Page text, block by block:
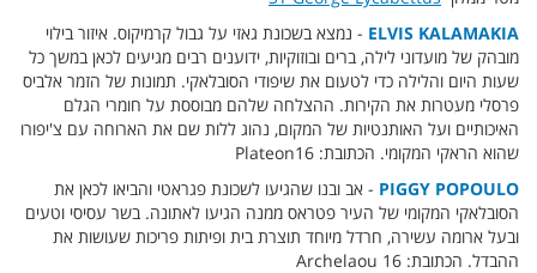
ELVIS KALAMAKIA - נמצא בשכונת גאזי על גבול קרמיקוס. איזור בילוי
מובהק של מועדוני לילה, ברים ובוזוקיות, ידוענים רבים מגיעים לכאן במשך כל
שעות היום והלילה כדי לטעום את שיפודי הסובלאקי. תמונות של הזמר אלביס
פרסלי מעטרות את הקירות. ההצלחה שלהם מבוססת על חומרי הגלם
האיכותיים ועל האותנטיות של המקום, נהוג ללות שם את הארוחה עם צ'יפורו
שהוא הראקי המקומי. הכתובת: Plateon16
PIGGY POPOULO - אב ובנו שהגיעו לשכונת פגראטי והביאו לכאן את
הסובלאקי המקומי של העיר פטראס ממנה הגיעו לאתונה. בשר עסיסי וטעים
ובעל ארומה עשירה, חרדל מיוחד תוצרת בית ופיתות פריכות שעושות את
ההבדל. הכתובת: Archelaou 16